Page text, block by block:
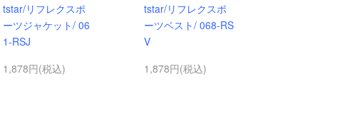
tstar/リフレクスポ
ーツジャケット/ 06
1-RSJ
1,878円(税込)
tstar/リフレクスポ
ーツベスト/ 068-RS
V
1,878円(税込)